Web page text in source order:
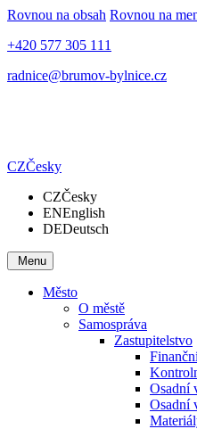
Rovnou na obsah Rovnou na
+420 577 305 111
radnice@brumov-bylnice.cz
CZČesky
CZČesky
ENEnglish
DEDeutsch
Menu
Město
O městě
Samospráva
Zastupitelstvo
Osadní
Osadní